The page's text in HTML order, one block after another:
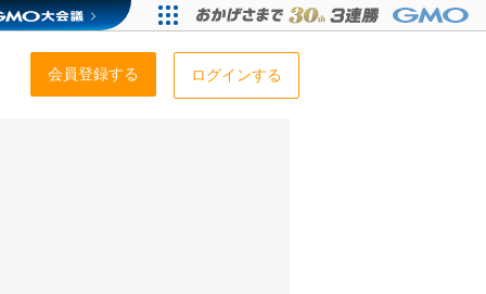
会員登録する ログインする